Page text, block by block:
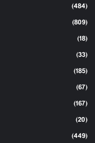
(484)
(809)
(18)
(33)
(185)
(67)
(167)
(20)
(449)